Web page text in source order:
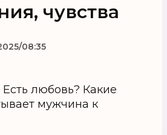
чувства
08:35
Есть любовь? Какие
мужчина к